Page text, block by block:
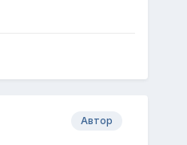
Автор